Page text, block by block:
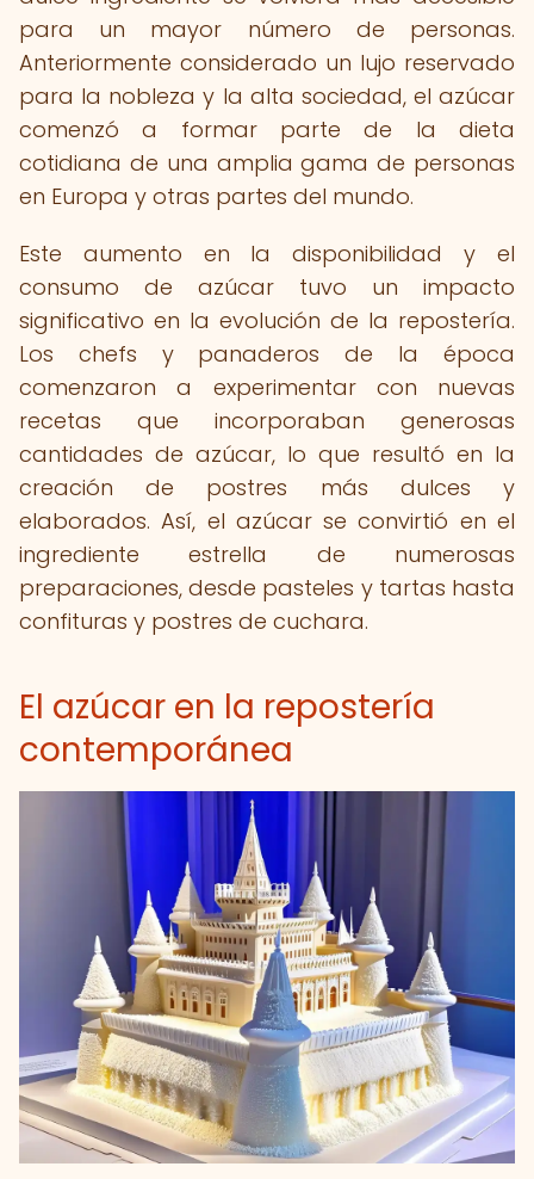
para un mayor número de personas.
Anteriormente considerado un lujo reservado
para la nobleza y la alta sociedad, el azúcar
comenzó a formar parte de la dieta
cotidiana de una amplia gama de personas
en Europa y otras partes del mundo.
Este aumento en la disponibilidad y el
consumo de azúcar tuvo un impacto
significativo en la evolución de la repostería.
Los chefs y panaderos de la época
comenzaron a experimentar con nuevas
recetas que incorporaban generosas
cantidades de azúcar, lo que resultó en la
creación de postres más dulces y
elaborados. Así, el azúcar se convirtió en el
ingrediente estrella de numerosas
preparaciones, desde pasteles y tartas hasta
confituras y postres de cuchara.
El azúcar en la repostería
contemporánea